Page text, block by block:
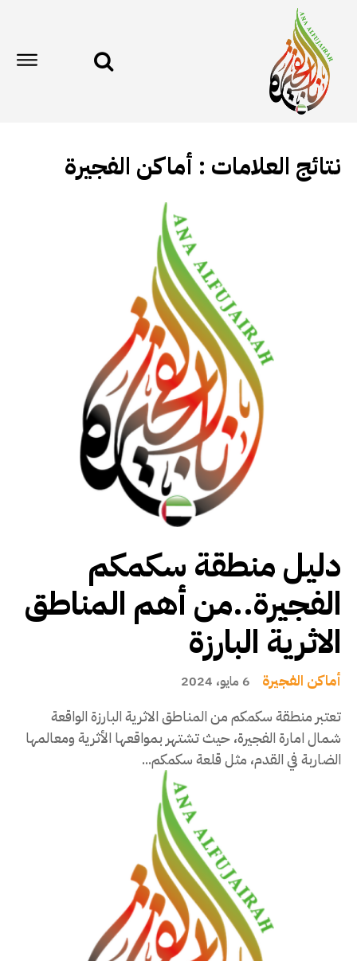
نتائج العلامات : أماكن الفجيرة
دليل منطقة سكمكم
الفجيرة..من أهم المناطق
الاثرية البارزة
أماكن الفجيرة 6 مايو، 2024
تعتبر منطقة سكمكم من المناطق الاثرية البارزة الواقعة
شمال امارة الفجيرة، حيث تشتهر بمواقعها الأثرية ومعالمها
الضاربة في القدم، مثل قلعة سكمكم...